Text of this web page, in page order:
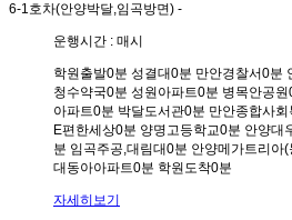
6-1호차(안양박달,임곡방면) -
운행시간 : 매시
학원출발0분 성결대0분 만안경찰서0분
청수약국0분 성원아파트0분 병목안공원
아파트0분 박달도서관0분 만안종합사
E편한세상0분 양명고등학교0분 안양대
분 임곡주공,대림대0분 안양메가트리아
대동아아파트0분 학원도착0분
자세히보기